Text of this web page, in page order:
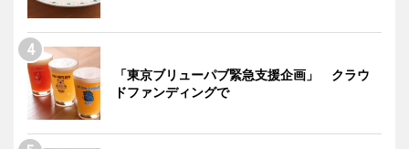
「東京ブリューパブ緊急支援企画」 クラウ
ドファンディングで